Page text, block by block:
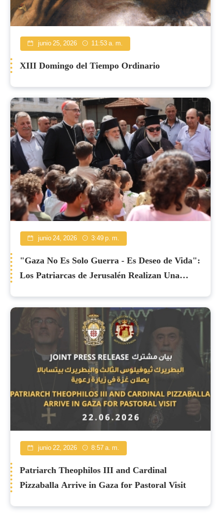
junio 25, 2026 11:53 a. m.
XIII Domingo del Tiempo Ordinario
junio 24, 2026 3:49 p. m.
"Gaza No Es Solo Guerra - Es Deseo de Vida":
Los Patriarcas de Jerusalén Realizan Una
junio 22, 2026 8:57 a. m.
Patriarch Theophilos III and Cardinal
Pizzaballa Arrive in Gaza for Pastoral Visit